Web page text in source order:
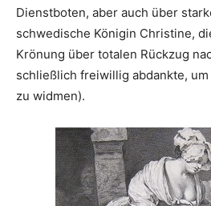
Dienstboten, aber auch über
schwedische Königin Christine,
Krönung über totalen Rückzug
schließlich freiwillig abdankte,
zu widmen).